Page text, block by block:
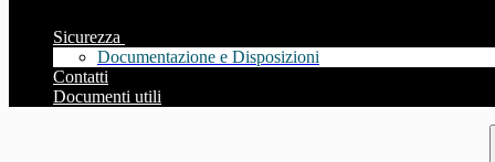
Sicurezza
Documentazione e Disposizioni
Contatti
Documenti utili